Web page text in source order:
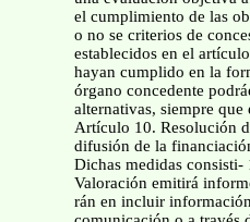
el cumplimiento de las
o no se criterios de
establecidos en el
hayan cumplido en la
órgano concedente
alternativas, siempre que
Artículo 10. Resolución
difusión de la
Dichas medidas consisti-
Valoración emitirá
rán en incluir